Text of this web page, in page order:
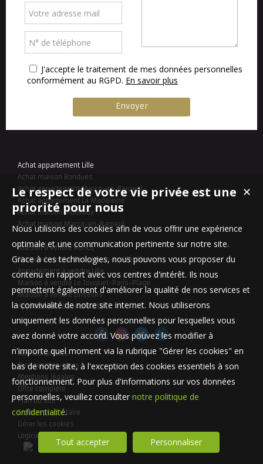
J'accepte le traitement de mes données personnelles
conformément au RGPD. En savoir plus
Achat appartement Lille
Achat maison Bondues
Achat appartement Marcq-en-Baroeul
Achat appartement La Madeleine
Achat maison Mouvaux
Achat maison Marcq-en-Baroeul
Maison à vendre Roncq
Maison à vendre Templeuve-en-Pévèle
Appartement à vendre Lille
Maison à vendre Le Touquet-Paris-Plage
Maison à vendre Linselles
Appartement à vendre Lille
Nos Honoraires
Qui sommes-nous
Mentions légales
Offre complète
Plan du site
Espace propriétaire
Gérer les cookies
Logiciel de transaction
✕
Le respect de votre vie privée est une
priorité pour nous
Nous utilisons des cookies afin de vous offrir une expérience
optimale et une communication pertinente sur notre site.
Grace à ces technologies, nous pouvons vous proposer du
contenu en rapport avec vos centres d'intérêt. Ils nous
permettent également d'améliorer la qualité de nos services et
la convivialité de notre site internet. Nous utiliserons
uniquement les données personnelles pour lesquelles vous
avez donné votre accord. Vous pouvez les modifier à
n'importe quel moment via la rubrique "Gérer les cookies" en
bas de notre site, à l'exception des cookies essentiels à son
fonctionnement. Pour plus d'informations sur vos données
personnelles, veuillez consulter notre politique de
confidentialité.
Tout accepter Personnaliser